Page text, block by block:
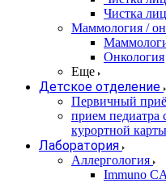
Чистка
Маммология /
Онкология
Еще
Детское отделение
Первичный
прием педиатра
курортной карты
Лаборатория
Аллергология
Immuno